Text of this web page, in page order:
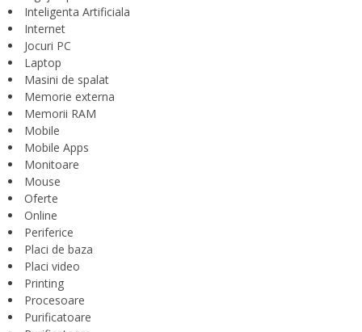
Inteligenta Artificiala
Internet
Jocuri PC
Laptop
Masini de spalat
Memorie externa
Memorii RAM
Mobile
Mobile Apps
Monitoare
Mouse
Oferte
Online
Periferice
Placi de baza
Placi video
Printing
Procesoare
Purificatoare